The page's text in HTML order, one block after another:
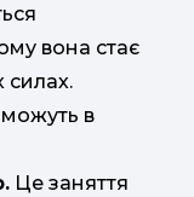
вона стає
силах.
можуть в
Це заняття